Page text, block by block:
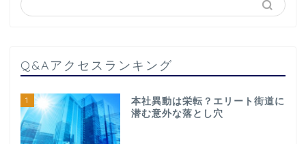
Q&Aアクセスランキング
1
本社異動は栄転？エリート街道に
潜む意外な落とし穴